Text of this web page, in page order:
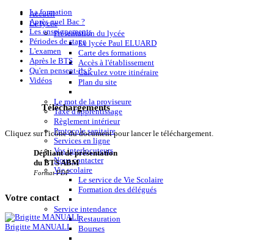
Accueil
Le lycée
Présentation du lycée
Le lycée Paul ELUARD
Carte des formations
Accès à l'établissement
Calculez votre itinéraire
Plan du site
Le mot de la proviseure
Taxe d'apprentissage
Règlement intérieur
Protocole sanitaire
Services en ligne
Vos interlocuteurs
Nous contacter
Vie scolaire
Le service de Vie Scolaire
Formation des délégués
Service intendance
Restauration
Bourses
La formation
Après quel Bac ?
Les enseignements
Périodes de stage
L'examen
Après le BTS
Qu'en pensent-ils ?
Vidéos
Téléchargements
Cliquez sur l'icône du document pour lancer le téléchargement.
Dépliant de présentation
du BTS ABM
Format PDF
Votre contact
Brigitte MANUALI